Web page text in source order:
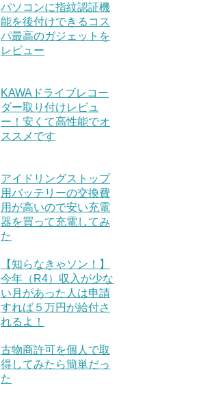
パソコンに指紋認証機
能を後付けできるコス
パ最高のガジェットを
レビュー
KAWAドライブレコー
ダー取り付けレビュ
ー！安くて高性能でオ
ススメです
アイドリングストップ
用バッテリーの交換費
用が高いので安い充電
器を買って充電してみ
た
【知らなきゃソン！】
今年（R4）収入が少な
い月があった人は申請
すれば５万円が給付さ
れるよ！
古物商許可を個人で取
得してみたら簡単だっ
た